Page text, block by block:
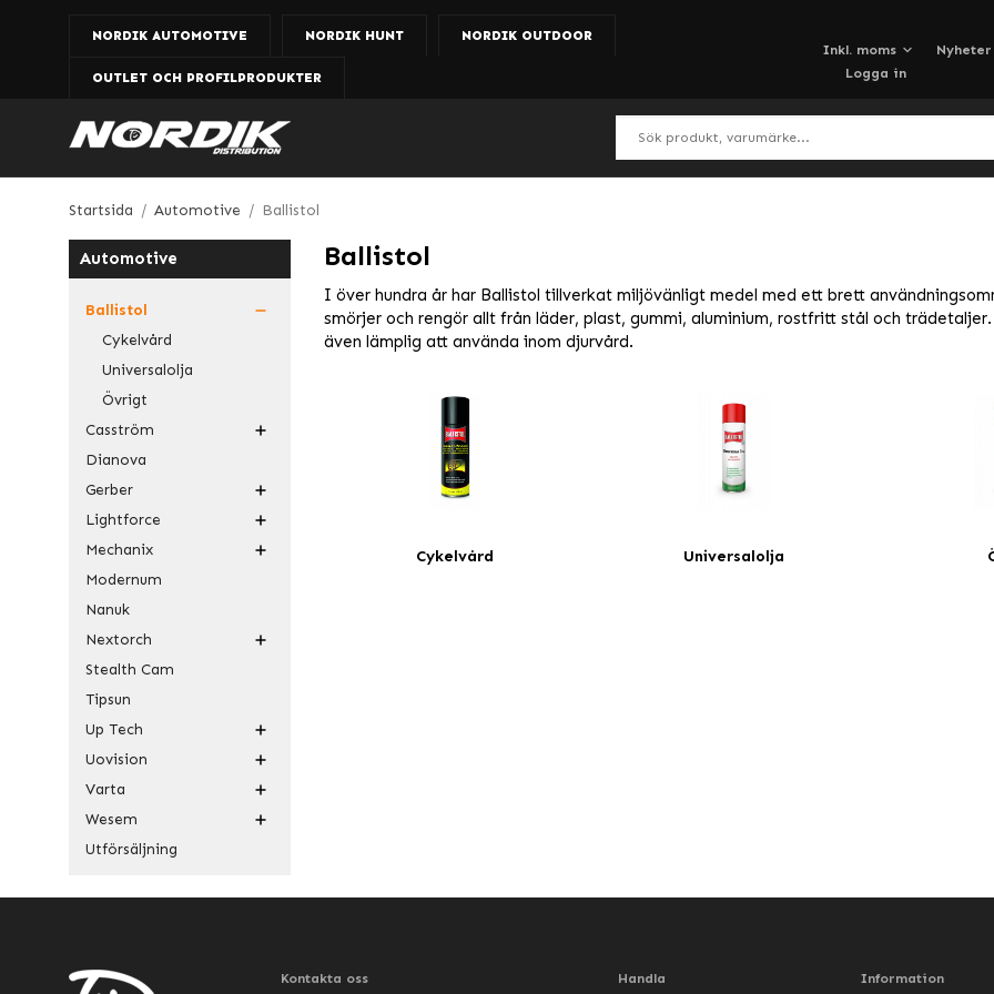
NORDIK AUTOMOTIVE NORDIK HUNT NORDIK OUTDOOR
OUTLET OCH PROFILPRODUKTER
Nyheter
Logga in
Startsida / Automotive / Ballistol
Automotive
Ballistol
Cykelvård
Universalolja
Övrigt
Casström
Dianova
Gerber
Lightforce
Mechanix
Modernum
Nanuk
Nextorch
Stealth Cam
Tipsun
Up Tech
Uovision
Varta
Wesem
Utförsäljning
Ballistol
I över hundra år har Ballistol tillverkat miljövänligt medel med ett brett
smörjer och rengör allt från läder, plast, gummi, aluminium, rostfritt stål och
även lämplig att använda inom djurvård.
Cykelvård Universalolja
Kontakta oss Handla Information